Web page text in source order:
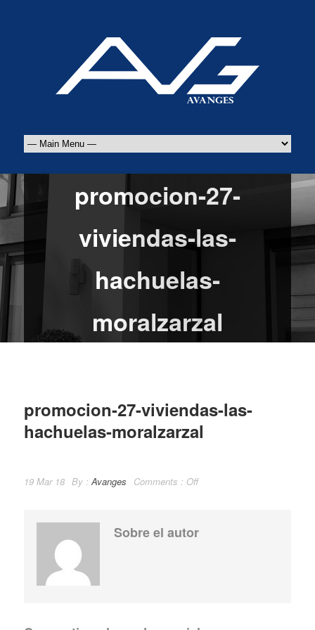
promocion-27-
viviendas-las-
hachuelas-
moralzarzal
promocion-27-viviendas-las-
hachuelas-moralzarzal
19 Mar 18 By :Avanges Comments : Off
Sobre el autor